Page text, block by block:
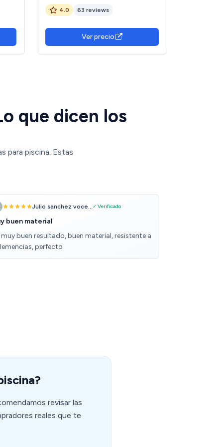
Inflable Ultraligeras, Cojin
Hinchable para Camping, Almohada
Senderismo y Pesca, Cojín
Resistente al Agua
4.0 63 reviews
Ver precio
que dicen los
para piscina. Estas
Julio sanchez voce...✓ Verificado
buen material
muy buen resultado, buen material, resistente a
perfecto
revisar las
reales que te